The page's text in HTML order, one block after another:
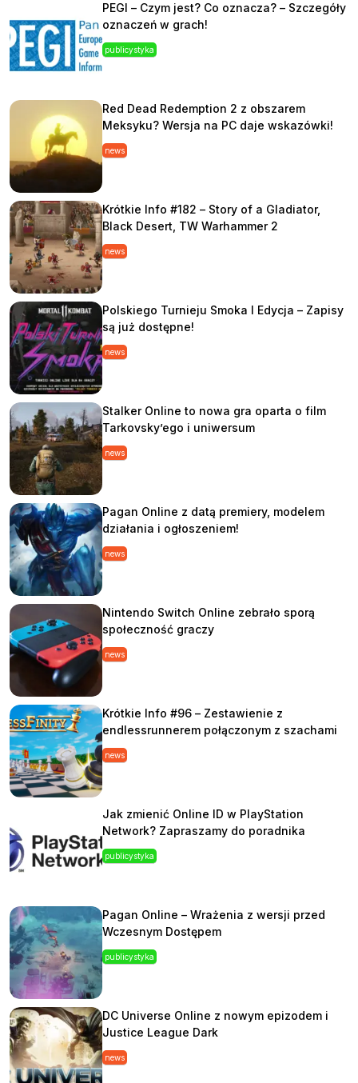
PEGI – Czym jest? Co oznacza? – Szczegóły
oznaczeń w grach!
publicystyka
Red Dead Redemption 2 z obszarem
Meksyku? Wersja na PC daje wskazówki!
news
Krótkie Info #182 – Story of a Gladiator,
Black Desert, TW Warhammer 2
news
Polskiego Turnieju Smoka I Edycja – Zapisy
są już dostępne!
news
Stalker Online to nowa gra oparta o film
Tarkovsky’ego i uniwersum
news
Pagan Online z datą premiery, modelem
działania i ogłoszeniem!
news
Nintendo Switch Online zebrało sporą
społeczność graczy
news
Krótkie Info #96 – Zestawienie z
endlessrunnerem połączonym z szachami
news
Jak zmienić Online ID w PlayStation
Network? Zapraszamy do poradnika
publicystyka
Pagan Online – Wrażenia z wersji przed
Wczesnym Dostępem
publicystyka
DC Universe Online z nowym epizodem i
Justice League Dark
news